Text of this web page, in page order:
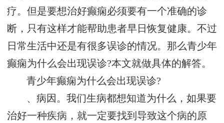
疗。但是要想治好癫痫必须要有一个准确的诊
断，只有这样才能帮助患者早日恢复健康。不过
日常生活中还是有很多误诊的情况。那么青少年
癫痫为什么会出现误诊?本文就做具体的解答。
青少年癫痫为什么会出现误诊?
、病因。我们生病都想知道为什么，如果要
治好一种疾病，就一定要找到导致这个病的原